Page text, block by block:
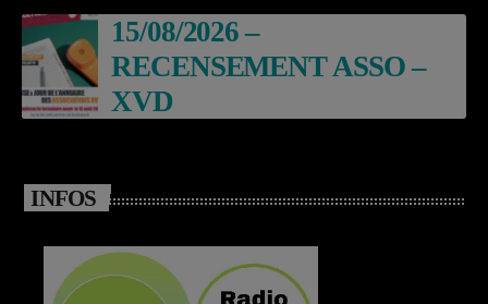
15/08/2026 –
RECENSEMENT ASSO –
XVD
INFOS